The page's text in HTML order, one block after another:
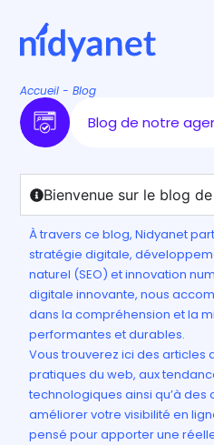
Accueil -Blog
Blog de notre
Bienvenue sur le blog
À travers ce blog, Nidyanet
stratégie digitale,
naturel (SEO) et innovation
digitale innovante, nous
dans la compréhension et la
performantes et durables.
Vous trouverez ici des articles
pratiques du web, aux
technologiques ainsi qu’à
améliorer votre visibilité en
pensé pour apporter une